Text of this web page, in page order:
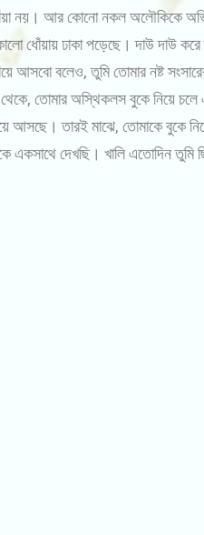
নয়। আর কোনো নকল অলৌকিকে
ধোঁয়ায় ঢাকা পড়েছে। দাউ দাউ
আসবো বলেও, তুমি তোমার নষ্ট
থেকে, তোমার অস্থিকলস বুকে নিয়ে
আসছে। তারই মাঝে, তোমাকে বুকে
একসাথে দেখছি। খালি এতোদিন